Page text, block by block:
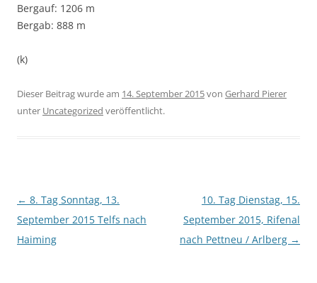
Bergauf: 1206 m
Bergab: 888 m
(k)
Dieser Beitrag wurde am 14. September 2015von Gerhard Pierer
unter Uncategorized veröffentlicht.
Beitragsnavigation
← 8. Tag Sonntag, 13.
September 2015 Telfs nach
Haiming
10. Tag Dienstag, 15.
September 2015, Rifenal
nach Pettneu / Arlberg →